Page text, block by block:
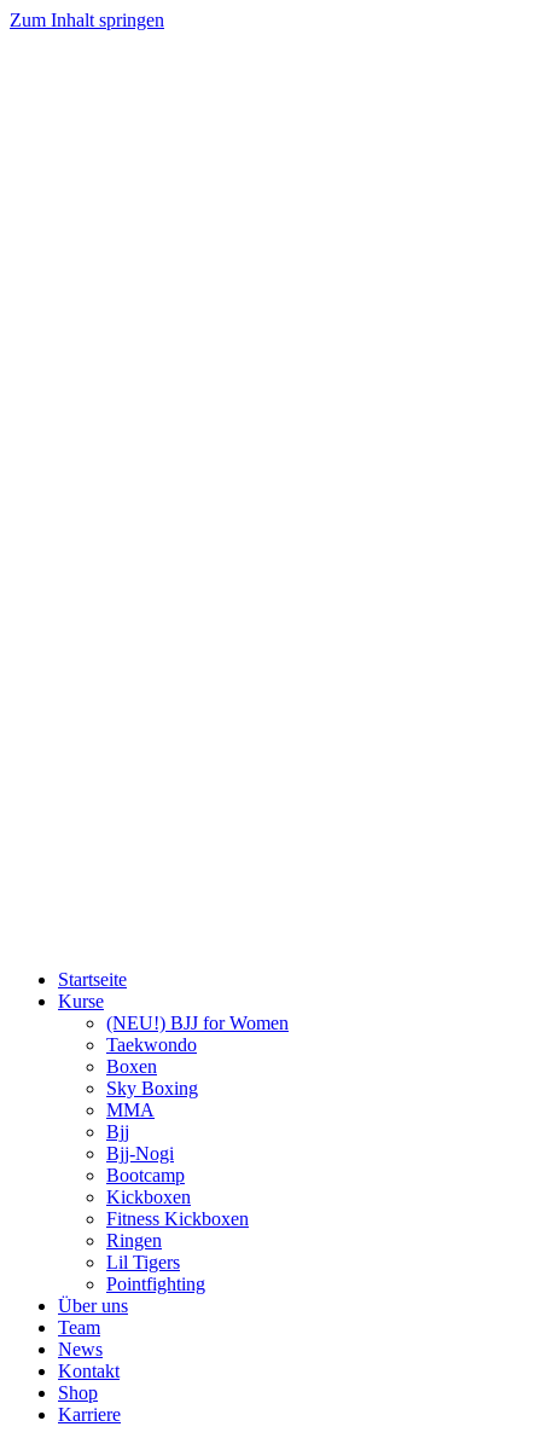
Zum Inhalt springen
Startseite
Kurse
(NEU!) BJJ for Women
Taekwondo
Boxen
Sky Boxing
MMA
Bjj
Bjj-Nogi
Bootcamp
Kickboxen
Fitness Kickboxen
Ringen
Lil Tigers
Pointfighting
Über uns
Team
News
Kontakt
Shop
Karriere